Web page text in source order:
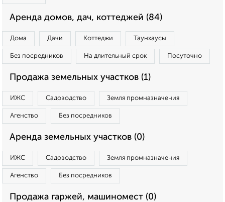
Аренда домов, дач, коттеджей (84)
Дома Дачи Коттеджи Таунхаусы
Без посредников На длительный срок Посуточно
Продажа земельных участков (1)
ИЖС Садоводство Земля промназначения
Агенство Без посредников
Аренда земельных участков (0)
ИЖС Садоводство Земля промназначения
Агенство Без посредников
Продажа гаржей, машиномест (0)